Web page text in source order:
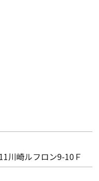
川崎ルフロン9-10Ｆ